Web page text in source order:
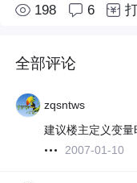
198 6
全部评论
zqsntws
建议楼主定义变
2007-01-10